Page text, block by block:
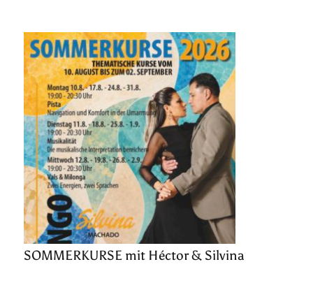
SOMMERKURSE mit Héctor & Silvina